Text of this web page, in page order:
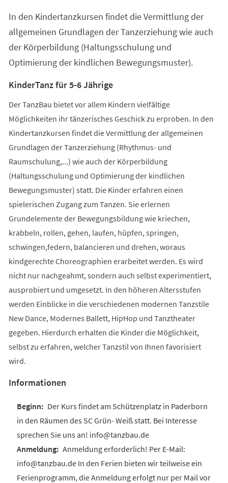
In den Kindertanzkursen findet die Vermittlung der
allgemeinen Grundlagen der Tanzerziehung wie auch
der Körperbildung (Haltungsschulung und
Optimierung der kindlichen Bewegungsmuster).
KinderTanz für 5-6 Jährige
Der TanzBau bietet vor allem Kindern vielfältige
Möglichkeiten ihr tänzerisches Geschick zu erproben. In den
Kindertanzkursen findet die Vermittlung der allgemeinen
Grundlagen der Tanzerziehung (Rhythmus- und
Raumschulung,...) wie auch der Körperbildung
(Haltungsschulung und Optimierung der kindlichen
Bewegungsmuster) statt. Die Kinder erfahren einen
spielerischen Zugang zum Tanzen. Sie erlernen
Grundelemente der Bewegungsbildung wie kriechen,
krabbeln, rollen, gehen, laufen, hüpfen, springen,
schwingen,federn, balancieren und drehen, woraus
kindgerechte Choreographien erarbeitet werden. Es wird
nicht nur nachgeahmt, sondern auch selbst experimentiert,
ausprobiert und umgesetzt. In den höheren Altersstufen
werden Einblicke in die verschiedenen modernen Tanzstile
New Dance, Modernes Ballett, HipHop und Tanztheater
gegeben. Hierdurch erhalten die Kinder die Möglichkeit,
selbst zu erfahren, welcher Tanzstil von Ihnen favorisiert
wird.
Informationen
Der Kurs findet am Schützenplatz in Paderborn
in den Räumen des SC Grün- Weiß statt. Bei Interesse
sprechen Sie uns an! info@tanzbau.de
Anmeldung erforderlich! Per E-Mail:
info@tanzbau.de In den Ferien bieten wir teilweise ein
Ferienprogramm, die Anmeldung erfolgt nur per Mail vor